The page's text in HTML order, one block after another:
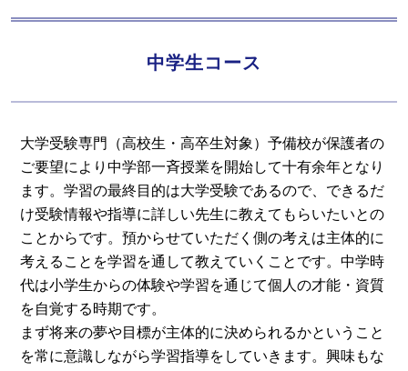
中学生コース
大学受験専門（高校生・高卒生対象）予備校が保護者の
ご要望により中学部一斉授業を開始して十有余年となり
ます。学習の最終目的は大学受験であるので、できるだ
け受験情報や指導に詳しい先生に教えてもらいたいとの
ことからです。預からせていただく側の考えは主体的に
考えることを学習を通して教えていくことです。中学時
代は小学生からの体験や学習を通じて個人の才能・資質
を自覚する時期です。
まず将来の夢や目標が主体的に決められるかということ
を常に意識しながら学習指導をしていきます。興味もな